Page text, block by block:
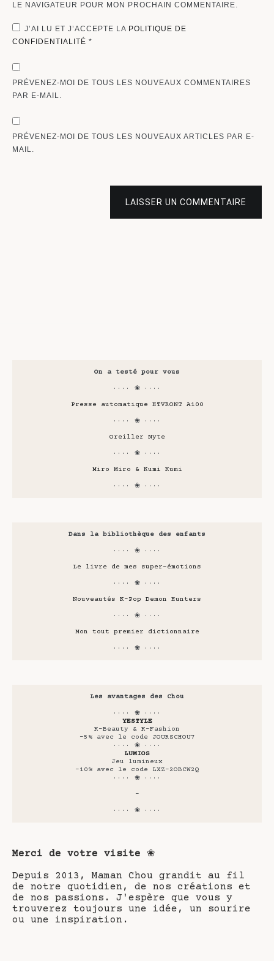
LE NAVIGATEUR POUR MON PROCHAIN COMMENTAIRE.
J’AI LU ET J’ACCEPTE LA POLITIQUE DE
CONFIDENTIALITÉ *
PRÉVENEZ-MOI DE TOUS LES NOUVEAUX COMMENTAIRES
PAR E-MAIL.
PRÉVENEZ-MOI DE TOUS LES NOUVEAUX ARTICLES PAR E-
MAIL.
LAISSER UN COMMENTAIRE
On a testé pour vous
···· ❀ ····
Presse automatique HTVRONT A100
···· ❀ ····
Oreiller Nyte
···· ❀ ····
Miro Miro & Kumi Kumi
···· ❀ ····
Dans la bibliothèque des enfants
···· ❀ ····
Le livre de mes super-émotions
···· ❀ ····
Nouveautés K-Pop Demon Hunters
···· ❀ ····
Mon tout premier dictionnaire
···· ❀ ····
Les avantages des Chou
···· ❀ ····
YESTYLE
K-Beauty & K-Fashion
-5% avec le code JOURSCHOU7
···· ❀ ····
LUMIOS
Jeu lumineux
-10% avec le code LXZ-2OBCW2Q
···· ❀ ····
-
···· ❀ ····
Merci de votre visite ❀
Depuis 2013, Maman Chou grandit au fil
de notre quotidien, de nos créations et
de nos passions. J'espère que vous y
trouverez toujours une idée, un sourire
ou une inspiration.